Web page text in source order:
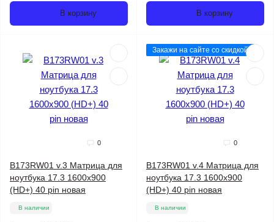
В корзину В корзину
0
B173RW01 v.3 Матрица для
ноутбука 17.3 1600x900
(HD+) 40 pin новая
В наличии
Закажи на сайте со скидкой
0
B173RW01 v.4 Матрица для
ноутбука 17.3 1600x900
(HD+) 40 pin новая
В наличии